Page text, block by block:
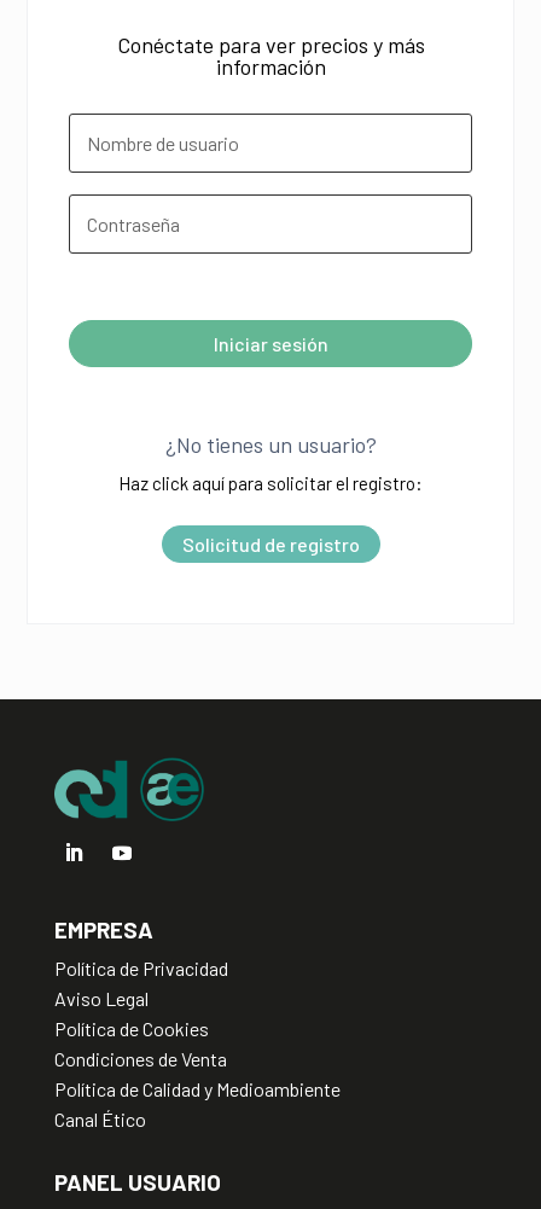
Conéctate para ver precios y más
información
Iniciar sesión
:
¿No tienes un usuario?
Haz click aquí para solicitar el registro:
Solicitud de registro
EMPRESA
Política de Privacidad
Aviso Legal
Política de Cookies
Condiciones de Venta
Política de Calidad y Medioambiente
Canal Ético
PANEL USUARIO